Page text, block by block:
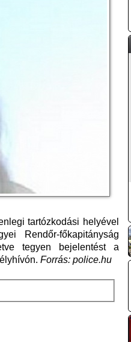
tartózkodási helyével
Rendőr-főkapitányság
tegyen bejelentést a
Forrás: police.hu